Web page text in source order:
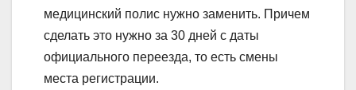
медицинский полис нужно заменить. Причем
сделать это нужно за 30 дней с даты
официального переезда, то есть смены
места регистрации.